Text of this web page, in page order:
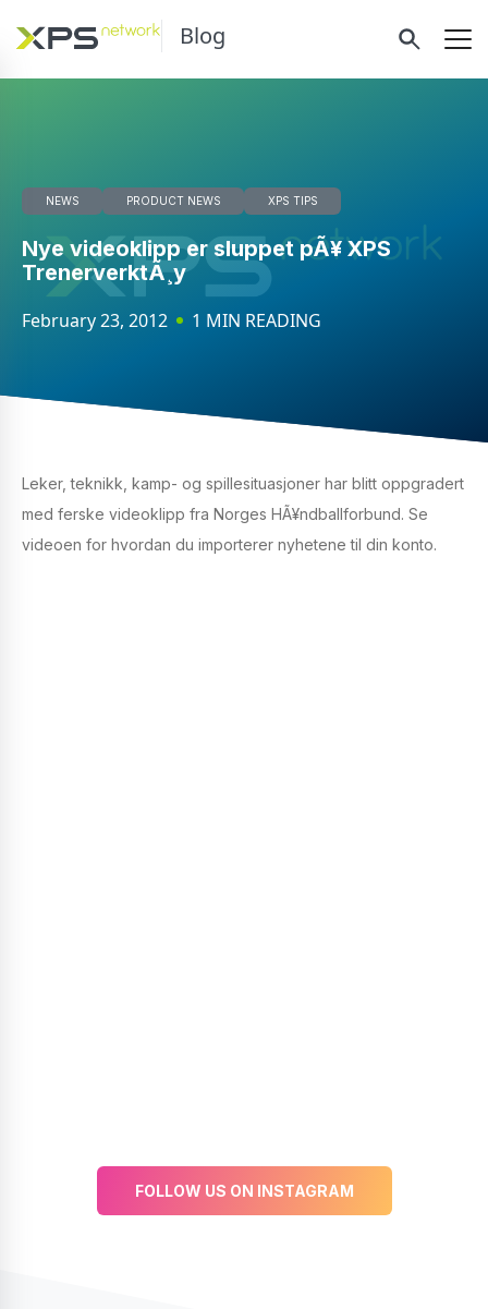
Blog
NEWS PRODUCT NEWS XPS TIPS
Nye videoklipp er sluppet pÃ¥ XPS
TrenerverktÃ¸y
February 23, 2012 1 MIN READING
Leker, teknikk, kamp- og spillesituasjoner har blitt oppgradert
med ferske videoklipp fra Norges HÃ¥ndballforbund. Se
videoen for hvordan du importerer nyhetene til din konto.
FOLLOW US ON INSTAGRAM